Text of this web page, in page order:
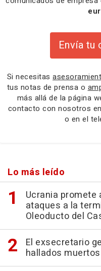
Envía tu
Si necesitas
tus notas de prensa o
más allá de la página
contacto con nosotros en
o en el
Lo más leído
Ucrania promete
ataques a la
Oleoducto del
El exsecretario
hallados